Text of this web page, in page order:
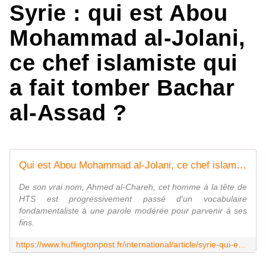
Syrie : qui est Abou
Mohammad al-Jolani,
ce chef islamiste qui
a fait tomber Bachar
al-Assad ?
Qui est Abou Mohammad al-Jolani, ce chef islamiste qui a fait tomber Bachar al-Assad ?
De son vrai nom, Ahmed al-Chareh, cet homme à la tête de
HTS est progressivement passé d'un vocabulaire
fondamentaliste à une parole modérée pour parvenir à ses
fins.